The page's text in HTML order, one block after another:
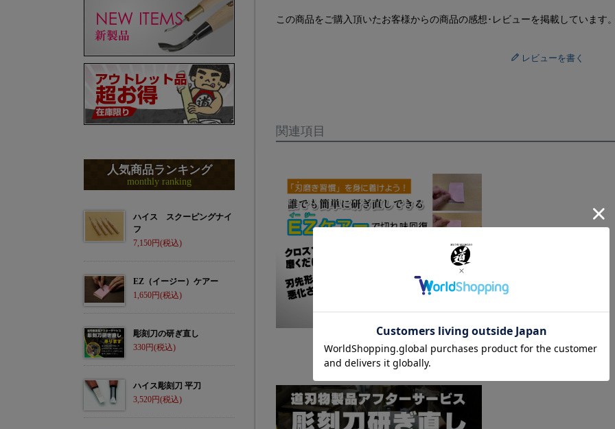
この商品をご購入頂いたお客様からの商品の感想･レビューを掲載しています
レビューを書く
関連項目
人気商品ランキング
monthly ranking
ハイス スクーピングナイ
フ
7,150
EZ（イージー）ケアー
1,650
彫刻刀の研ぎ直し
330
ハイス彫刻刀 平刀
3,520